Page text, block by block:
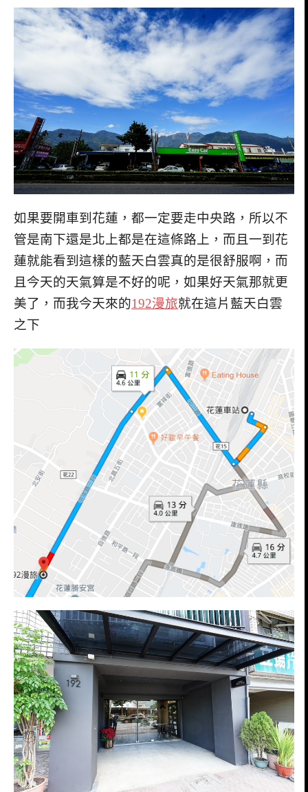
如果要開車到花蓮，都一定要走中央路，所以不
管是南下還是北上都是在這條路上，而且一到花
蓮就能看到這樣的藍天白雲真的是很舒服啊，而
且今天的天氣算是不好的呢，如果好天氣那就更
美了，而我今天來的192漫旅就在這片藍天白雲
之下